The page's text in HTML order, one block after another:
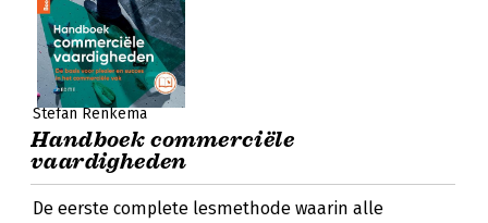
Stefan Renkema
Handboek commerciële
vaardigheden
De eerste complete lesmethode waarin alle